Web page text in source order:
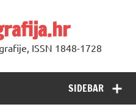
ISSN 1848-1728
SIDEBAR